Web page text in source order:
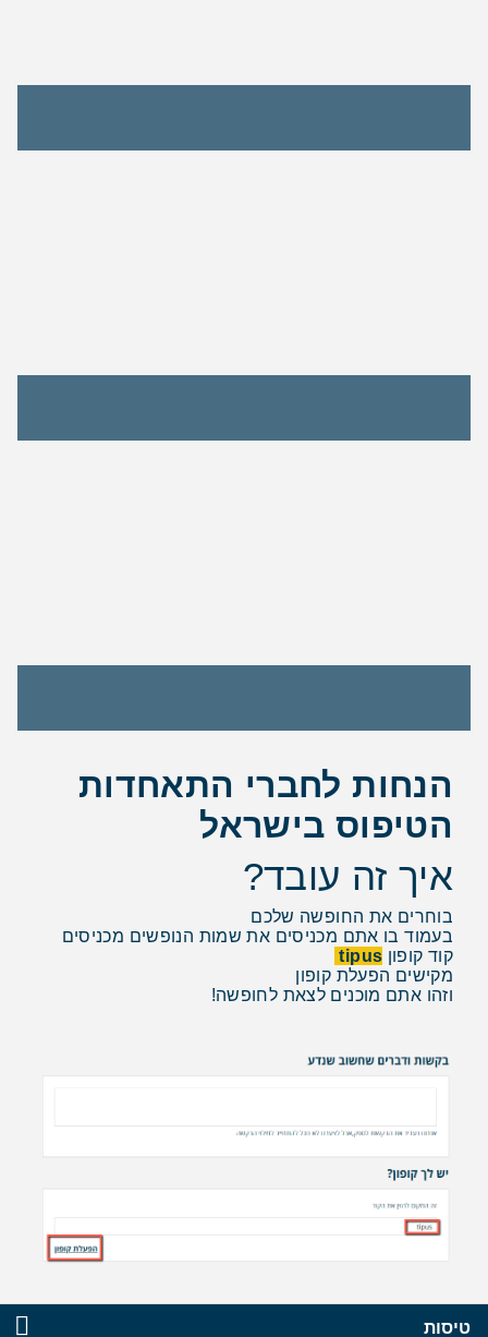
הנחות לחברי התאחדות
הטיפוס בישראל
איך זה עובד?
בוחרים את החופשה שלכם
בעמוד בו אתם מכניסים את שמות הנופשים מכניסים
קוד קופון tipus
מקישים הפעלת קופון
וזהו אתם מוכנים לצאת לחופשה!
טיסות